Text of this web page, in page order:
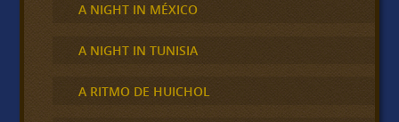
A NIGHT IN MÉXICO
A NIGHT IN TUNISIA
A RITMO DE HUICHOL